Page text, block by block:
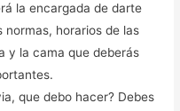
la encargada de darte
horarios de las
y la cama que deberás
que debo hacer? Debes